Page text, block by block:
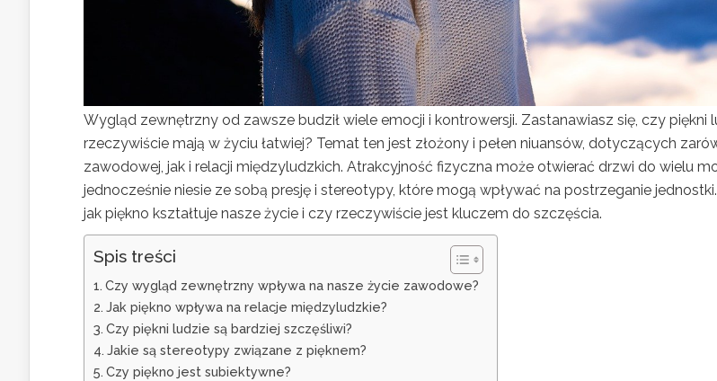
Wygląd zewnętrzny od zawsze budził wiele emocji i kontrowersji. Zastanawiasz się, czy piękni
rzeczywiście mają w życiu łatwiej? Temat ten jest złożony i pełen niuansów, dotyczących
zawodowej, jak i relacji międzyludzkich. Atrakcyjność fizyczna może otwierać drzwi do wielu
jednocześnie niesie ze sobą presję i stereotypy, które mogą wpływać na postrzeganie
jak piękno kształtuje nasze życie i czy rzeczywiście jest kluczem do szczęścia.
Spis treści
Czy wygląd zewnętrzny wpływa na nasze życie zawodowe?
Jak piękno wpływa na relacje międzyludzkie?
Czy piękni ludzie są bardziej szczęśliwi?
Jakie są stereotypy związane z pięknem?
Czy piękno jest subiektywne?